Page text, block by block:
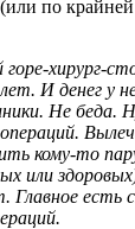
по
хирург-
И денег у
Не беда.
кому-то
или
Главное есть